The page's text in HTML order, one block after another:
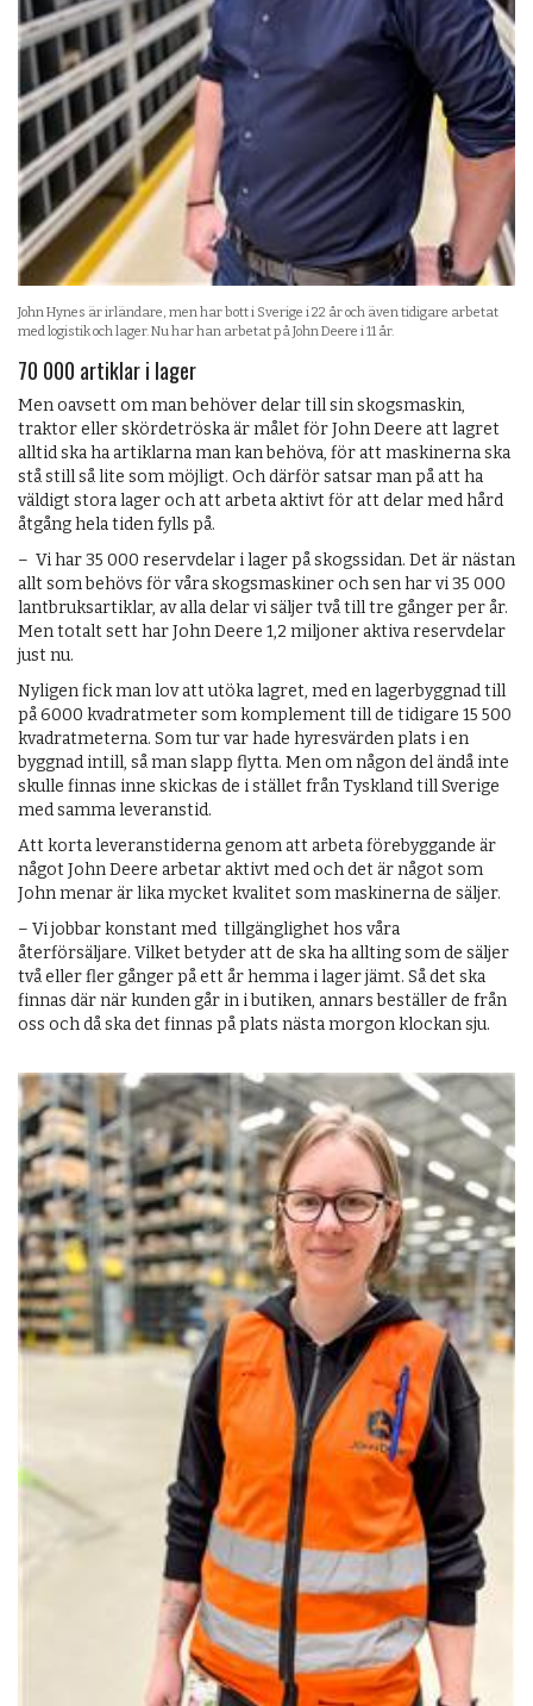
John Hynes är irländare, men har bott i Sverige i 22 år och även tidigare arbetat
med logistik och lager. Nu har han arbetat på John Deere i 11 år.
70 000 artiklar i lager
Men oavsett om man behöver delar till sin skogsmaskin,
traktor eller skördetröska är målet för John Deere att lagret
alltid ska ha artiklarna man kan behöva, för att maskinerna ska
stå still så lite som möjligt. Och därför satsar man på att ha
väldigt stora lager och att arbeta aktivt för att delar med hård
åtgång hela tiden fylls på.
– Vi har 35 000 reservdelar i lager på skogssidan. Det är nästan
allt som behövs för våra skogsmaskiner och sen har vi 35 000
lantbruksartiklar, av alla delar vi säljer två till tre gånger per år.
Men totalt sett har John Deere 1,2 miljoner aktiva reservdelar
just nu.
Nyligen fick man lov att utöka lagret, med en lagerbyggnad till
på 6000 kvadratmeter som komplement till de tidigare 15 500
kvadratmeterna. Som tur var hade hyresvärden plats i en
byggnad intill, så man slapp flytta. Men om någon del ändå inte
skulle finnas inne skickas de i stället från Tyskland till Sverige
med samma leveranstid.
Att korta leveranstiderna genom att arbeta förebyggande är
något John Deere arbetar aktivt med och det är något som
John menar är lika mycket kvalitet som maskinerna de säljer.
– Vi jobbar konstant med tillgänglighet hos våra
återförsäljare. Vilket betyder att de ska ha allting som de säljer
två eller fler gånger på ett år hemma i lager jämt. Så det ska
finnas där när kunden går in i butiken, annars beställer de från
oss och då ska det finnas på plats nästa morgon klockan sju.